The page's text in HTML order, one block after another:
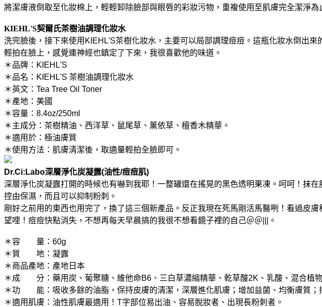
將潔膚液倒取至化妝棉上，輕輕卸除臉部與眼唇的彩妝污物，重複使用至肌膚完全潔淨
KIEHL'S契爾氏茶樹油調理化妝水
洗完臉後，接下來使用 KIEHL'S茶樹化妝水，主要可以局部調理痘痘。這瓶化妝水倒出
輕拍在臉上，感覺連神經也鎮定了下來，我很喜歡他的味道。
＊品牌：KIEHL'S
＊品名：KIEHL'S 茶樹油調理化妝水
＊英文：Tea Tree Oil Toner
＊產地：美國
＊容量：8.4oz/250ml
＊主成分：茶樹精油、西洋草、鼠尾草、薰依草、檀香木精華。
＊適用於：極油膚質
＊使用方法：肌膚清潔後，取適量輕拍全臉即可。
Dr.Ci:Labo深層淨化炭凝露(油性/痘痘肌)
深層淨化炭凝露打開的時候也有嚇到我耶！一整罐還在搖晃的黑色透明果凍。呵呵！抹
控由保濕，而且可以抑制粉刺。
剛好之前用的東西也用完了，換了這三個新產品。反正我現在死馬剛活馬醫咧！看過皮
望哩！痘痘快點消失，不想再每天早晨搞的我很不想看鏡子裡的自己＠＠|||。
＊容 量：60g
＊質 地：凝露
＊商品產地：產地日本
＊成 分：藥用炭、葡聚糖、維他命B6、三白草濃縮精華、乾草酸2K、乳酸、混合植物
＊功 能：吸收多餘的油脂，保持皮膚的清潔，深層進化肌膚；增加益菌、均衡膚質；
＊適用肌膚：油性肌膚最適用！T字部位易出油、容易脫妝者、出現長粉刺者。